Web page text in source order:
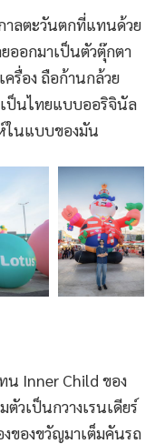
าลตะวันตกที่แทนด้วย
ออกมาเป็นตัวตุ๊กตา
รื่อง ถือก้านกล้วย
เป็นไทยแบบออริจินัล
ในแบบของมัน
น Inner Child ของ
วเป็นกวางเรนเดียร์
ของขวัญมาเต็มคันรถ